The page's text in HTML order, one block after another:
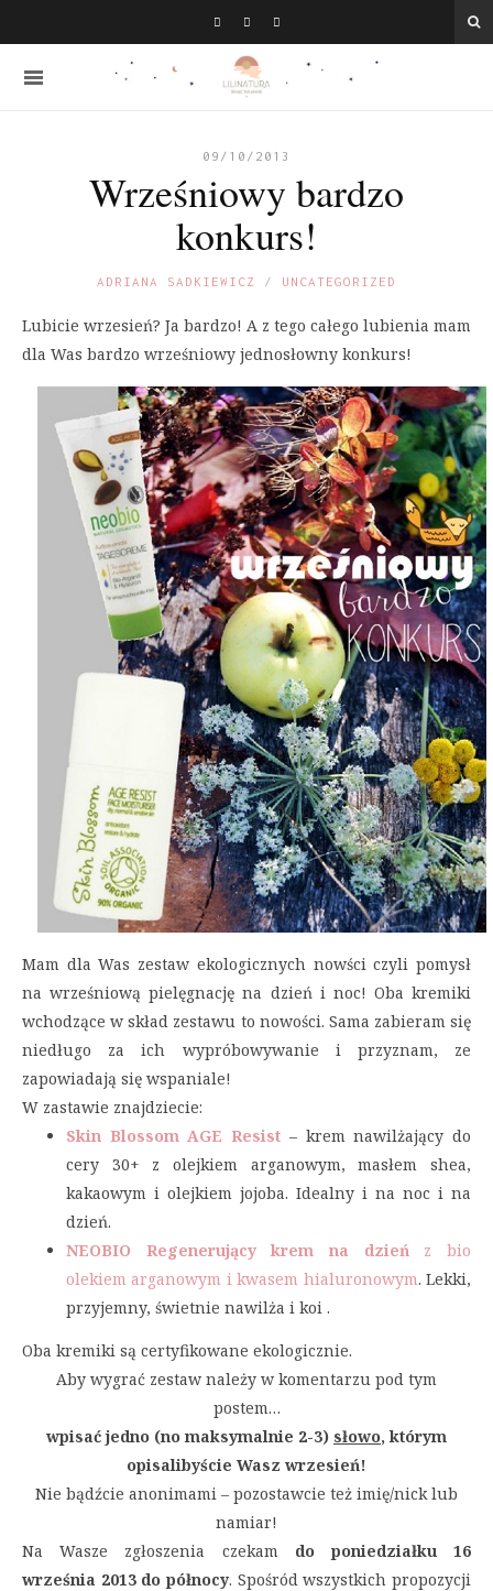
09/10/2013
Wrześniowy bardzo
konkurs!
ADRIANA SADKIEWICZ UNCATEGORIZED
Lubicie wrzesień? Ja bardzo! A z tego całego lubienia mam
dla Was bardzo wrześniowy jednosłowny konkurs!
Mam dla Was zestaw ekologicznych nowści czyli pomysł
na wrześniową pielęgnację na dzień i noc! Oba kremiki
wchodzące w skład zestawu to nowości. Sama zabieram się
niedługo za ich wypróbowywanie i przyznam, ze
zapowiadają się wspaniale!
W zastawie znajdziecie:
Skin Blossom AGE Resist – krem nawilżający do
cery 30+ z olejkiem arganowym, masłem shea,
kakaowym i olejkiem jojoba. Idealny i na noc i na
dzień.
NEOBIO Regenerujący krem na dzień z bio
olekiem arganowym i kwasem hialuronowym. Lekki,
przyjemny, świetnie nawilża i koi .
Oba kremiki są certyfikowane ekologicznie.
Aby wygrać zestaw należy w komentarzu pod tym
postem…
wpisać jedno (no maksymalnie 2-3) słowo, którym
opisalibyście Wasz wrzesień!
Nie bądźcie anonimami – pozostawcie też imię/nick lub
namiar!
Na Wasze zgłoszenia czekam do poniedziałku 16
września 2013 do północy. Spośród wszystkich propozycji